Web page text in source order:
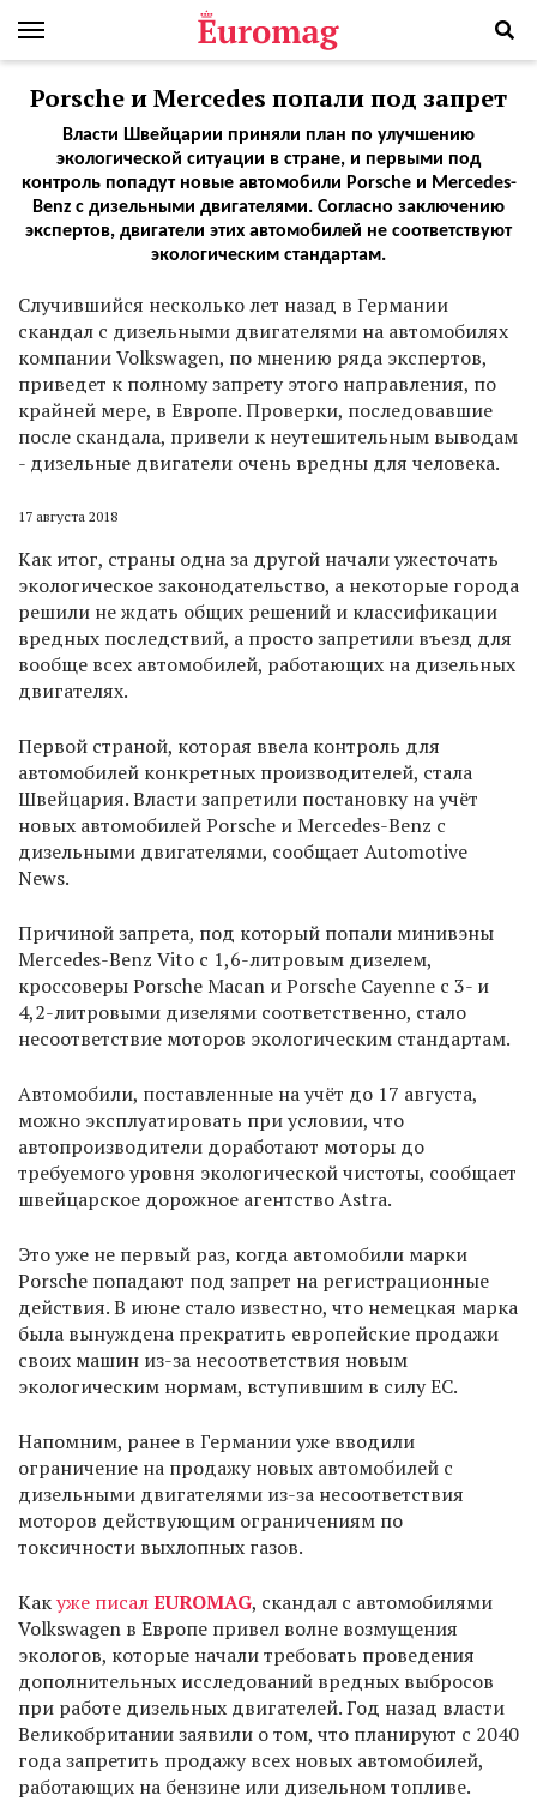
Porsche и Mercedes попали под запрет
Власти Швейцарии приняли план по улучшению
экологической ситуации в стране, и первыми под
контроль попадут новые автомобили Porsche и Mercedes-
Benz с дизельными двигателями. Согласно заключению
экспертов, двигатели этих автомобилей не соответствуют
экологическим стандартам.
Случившийся несколько лет назад в Германии
скандал с дизельными двигателями на автомобилях
компании Volkswagen, по мнению ряда экспертов,
приведет к полному запрету этого направления, по
крайней мере, в Европе. Проверки, последовавшие
после скандала, привели к неутешительным выводам
- дизельные двигатели очень вредны для человека.
17 августа 2018
Как итог, страны одна за другой начали ужесточать
экологическое законодательство, а некоторые города
решили не ждать общих решений и классификации
вредных последствий, а просто запретили въезд для
вообще всех автомобилей, работающих на дизельных
двигателях.
Первой страной, которая ввела контроль для
автомобилей конкретных производителей, стала
Швейцария. Власти запретили постановку на учёт
новых автомобилей Porsche и Mercedes-Benz с
дизельными двигателями, сообщает Automotive
News.
Причиной запрета, под который попали минивэны
Mercedes-Benz Vito с 1,6-литровым дизелем,
кроссоверы Porsche Macan и Porsche Cayenne с 3- и
4,2-литровыми дизелями соответственно, стало
несоответствие моторов экологическим стандартам.
Автомобили, поставленные на учёт до 17 августа,
можно эксплуатировать при условии, что
автопроизводители доработают моторы до
требуемого уровня экологической чистоты, сообщает
швейцарское дорожное агентство Astra.
Это уже не первый раз, когда автомобили марки
Porsche попадают под запрет на регистрационные
действия. В июне стало известно, что немецкая марка
была вынуждена прекратить европейские продажи
своих машин из-за несоответствия новым
экологическим нормам, вступившим в силу ЕС.
Напомним, ранее в Германии уже вводили
ограничение на продажу новых автомобилей с
дизельными двигателями из-за несоответствия
моторов действующим ограничениям по
токсичности выхлопных газов.
Какуже писалEUROMAG, cкандал с автомобилями
Volkswagen в Европе привел волне возмущения
экологов, которые начали требовать проведения
дополнительных исследований вредных выбросов
при работе дизельных двигателей. Год назад власти
Великобритании заявили о том, что планируют с 2040
года запретить продажу всех новых автомобилей,
работающих на бензине или дизельном топливе.